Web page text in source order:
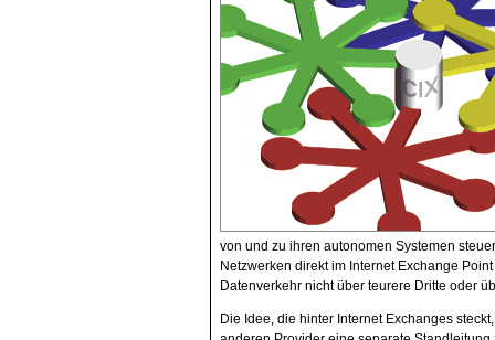
von und zu ihren autonomen Systemen
Netzwerken direkt im Internet Exchange
Datenverkehr nicht über teurere Dritte oder
Die Idee, die hinter Internet Exchanges